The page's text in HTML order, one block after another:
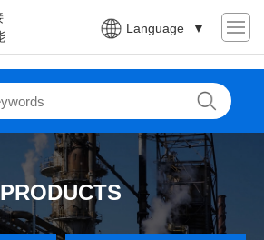
Language ▼
PRODUCTS